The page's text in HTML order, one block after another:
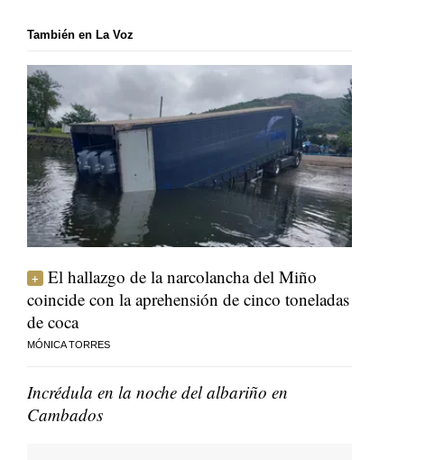
También en La Voz
El hallazgo de la narcolancha del Miño
coincide con la aprehensión de cinco toneladas
de coca
MÓNICA TORRES
Incrédula en la noche del albariño en
Cambados